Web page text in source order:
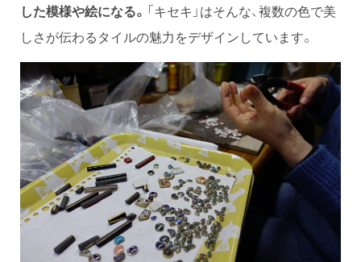
した模様や絵になる。 「キセキ」はそんな、複数の色で美
しさが伝わるタイルの魅力をデザインしています。